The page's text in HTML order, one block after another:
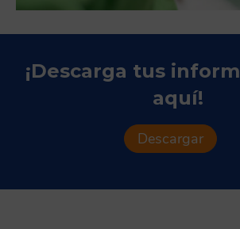
¡Descarga tus
aquí!
Descargar